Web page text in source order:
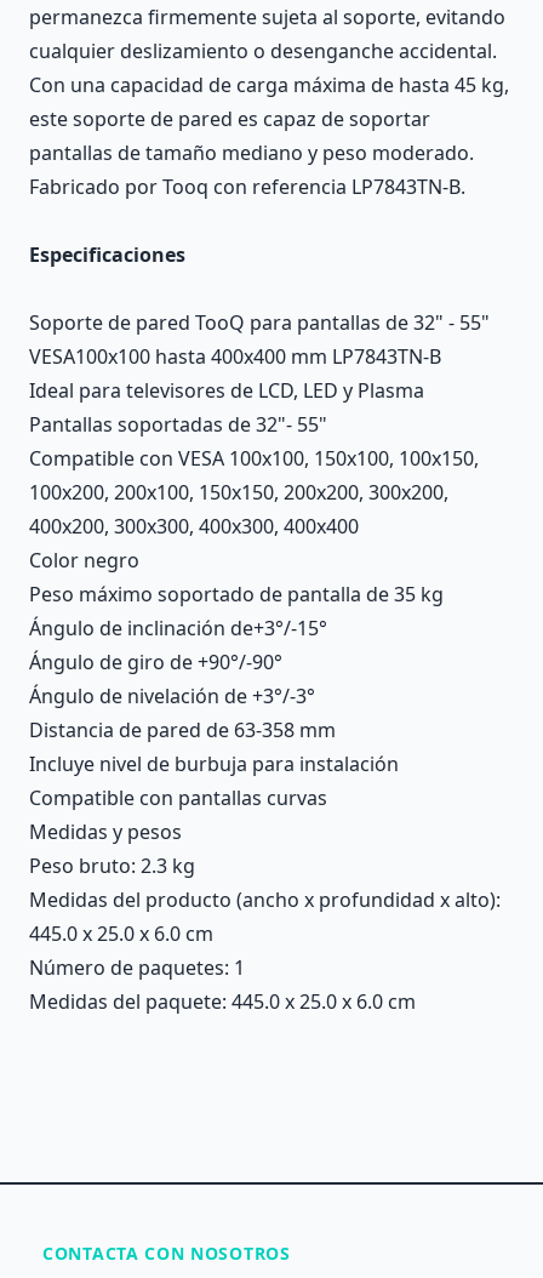
permanezca firmemente sujeta al soporte, evitando
cualquier deslizamiento o desenganche accidental.
Con una capacidad de carga máxima de hasta 45 kg,
este soporte de pared es capaz de soportar
pantallas de tamaño mediano y peso moderado.
Fabricado por Tooq con referencia LP7843TN-B.
Especificaciones
Soporte de pared TooQ para pantallas de 32" - 55"
VESA100x100 hasta 400x400 mm LP7843TN-B
Ideal para televisores de LCD, LED y Plasma
Pantallas soportadas de 32"- 55"
Compatible con VESA 100x100, 150x100, 100x150,
100x200, 200x100, 150x150, 200x200, 300x200,
400x200, 300x300, 400x300, 400x400
Color negro
Peso máximo soportado de pantalla de 35 kg
Ángulo de inclinación de+3°/-15°
Ángulo de giro de +90°/-90°
Ángulo de nivelación de +3°/-3°
Distancia de pared de 63-358 mm
Incluye nivel de burbuja para instalación
Compatible con pantallas curvas
Medidas y pesos
Peso bruto: 2.3 kg
Medidas del producto (ancho x profundidad x alto):
445.0 x 25.0 x 6.0 cm
Número de paquetes: 1
Medidas del paquete: 445.0 x 25.0 x 6.0 cm
CONTACTA CON NOSOTROS